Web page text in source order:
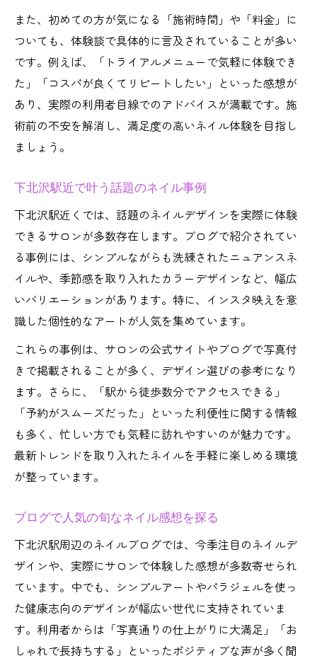
流行ネイルを賢く楽しむ下北沢の工夫
個性派も納得のブログ発下北沢ネイル案内
個性派ネイルを叶える下北沢ブログ特集
ブログで見つける唯一無二のネイル体験
下北沢の個性派ネイルデザイン徹底解説
また、初めての方が気になる「施術時間」や「料金」に
ついても、体験談で具体的に言及されていることが多い
です。例えば、「トライアルメニューで気軽に体験でき
た」「コスパが良くてリピートしたい」といった感想が
あり、実際の利用者目線でのアドバイスが満載です。施
術前の不安を解消し、満足度の高いネイル体験を目指し
ましょう。
下北沢駅近で叶う話題のネイル事例
下北沢駅近くでは、話題のネイルデザインを実際に体験
できるサロンが多数存在します。ブログで紹介されてい
る事例には、シンプルながらも洗練されたニュアンスネ
イルや、季節感を取り入れたカラーデザインなど、幅広
いバリエーションがあります。特に、インスタ映えを意
識した個性的なアートが人気を集めています。
これらの事例は、サロンの公式サイトやブログで写真付
きで掲載されることが多く、デザイン選びの参考になり
ます。さらに、「駅から徒歩数分でアクセスできる」
「予約がスムーズだった」といった利便性に関する情報
も多く、忙しい方でも気軽に訪れやすいのが魅力です。
最新トレンドを取り入れたネイルを手軽に楽しめる環境
が整っています。
ブログで人気の旬なネイル感想を探る
下北沢駅周辺のネイルブログでは、今季注目のネイルデ
ザインや、実際にサロンで体験した感想が多数寄せられ
ています。中でも、シンプルアートやパラジェルを使っ
た健康志向のデザインが幅広い世代に支持されていま
す。利用者からは「写真通りの仕上がりに大満足」「お
しゃれで長持ちする」といったポジティブな声が多く聞